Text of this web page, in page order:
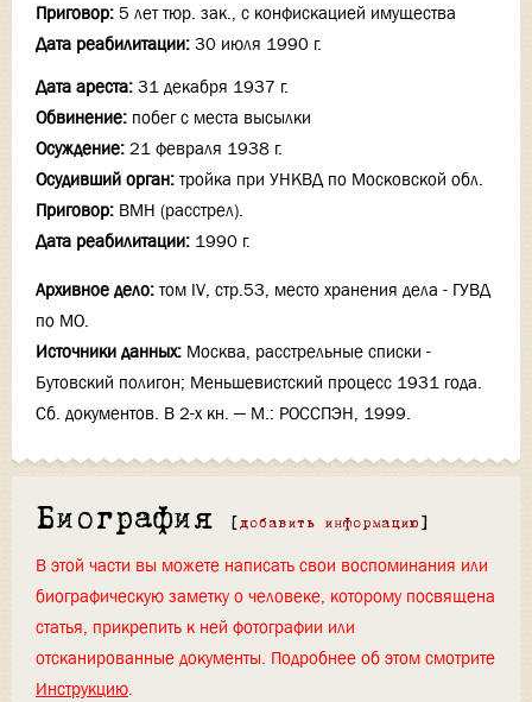
Приговор: 5 лет тюр. зак., с конфискацией имущества
Дата реабилитации: 30 июля 1990 г.
Дата ареста: 31 декабря 1937 г.
Обвинение: побег с места высылки
Осуждение: 21 февраля 1938 г.
Осудивший орган: тройка при УНКВД по Московской обл.
Приговор: ВМН (расстрел).
Дата реабилитации: 1990 г.
Архивное дело: том IV, стр.53, место хранения дела - ГУВД
по МО.
Источники данных: Москва, расстрельные списки -
Бутовский полигон; Меньшевистский процесс 1931 года.
Сб. документов. В 2-х кн. — М.: РОССПЭН, 1999.
Биография [ добавить информацию ]
В этой части вы можете написать свои воспоминания или
биографическую заметку о человеке, которому посвящена
статья, прикрепить к ней фотографии или
отсканированные документы. Подробнее об этом смотрите
Инструкцию.